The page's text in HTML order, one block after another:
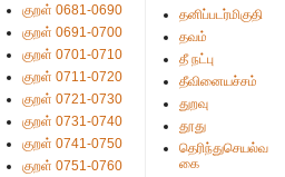
குறள் 0681-0690
குறள் 0691-0700
குறள் 0701-0710
குறள் 0711-0720
குறள் 0721-0730
குறள் 0731-0740
குறள் 0741-0750
குறள் 0751-0760
தனிப்படர்மிகுதி
தவம்
தீ நட்பு
தீவினையச்சம்
துறவு
தூது
தெரிந்துசெயல்வ
கை